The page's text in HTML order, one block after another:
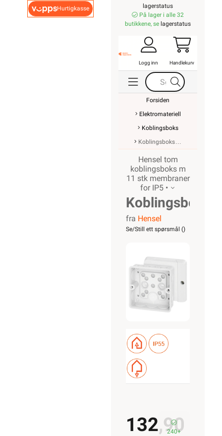
Hurtigkasse
lagerstatus
På lager i alle 32
butikkene, se lagerstatus
Logg inn Handlekurv
Forsiden
Elektromateriell
Koblingsboks
Koblingsboks
Hensel tom
koblingsboks m
11 stk membraner
for IP5 •
Koblingsboks
tom IP55
membraner
DE 9321
Hensel
fra Hensel
Se/Still ett spørsmål ()
132,90
240+